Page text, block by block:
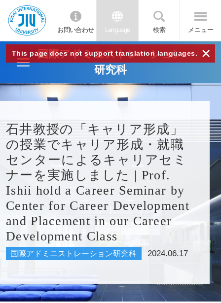
JIU
城西
国際
大学
お問い合わせ Language 検索 メニュー
This page does not support translation languages. ×
国際アドミニストレーション
研究科
石井教授の「キャリア形成」
の授業でキャリア形成・就職
センターによるキャリアセミ
ナーを実施しました | Prof.
Ishii hold a Career Seminar by
Center for Career Development
and Placement in our Career
Development Class
国際アドミニストレーション研究科 2024.06.17